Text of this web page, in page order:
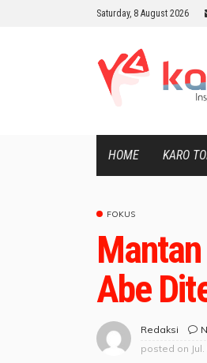
Saturday, 8 August 2026
HOME KARO
FOKUS
Abe
Redaksi
posted on